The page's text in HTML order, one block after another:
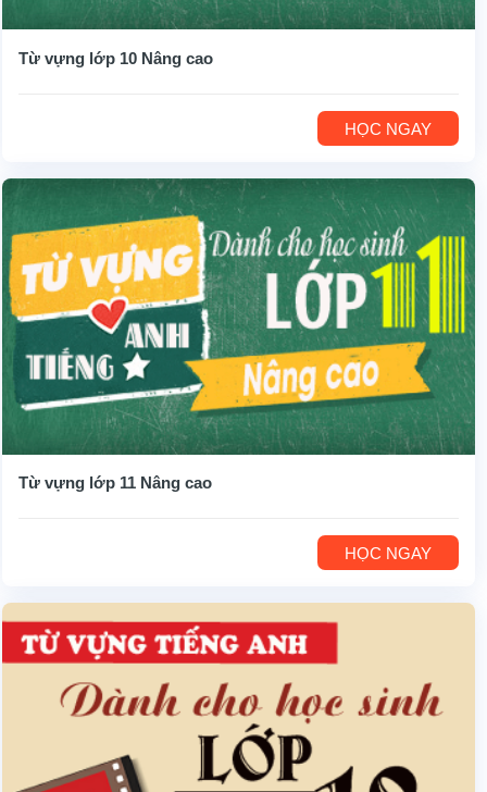
Từ vựng lớp 10 Nâng cao
HỌC NGAY
Từ vựng lớp 11 Nâng cao
HỌC NGAY